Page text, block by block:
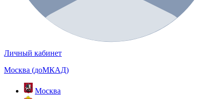
Личный кабинет
Москва (доМКАД)
Москва